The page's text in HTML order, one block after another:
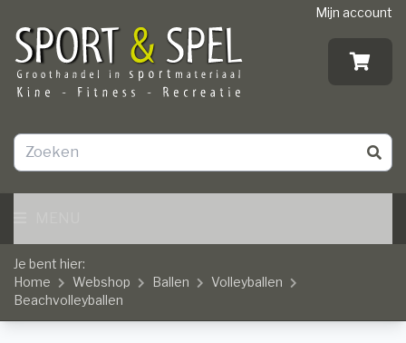
Mijn account
Je bent hier:
Home
Webshop Ballen
Volleyballen
Beachvolleyballen